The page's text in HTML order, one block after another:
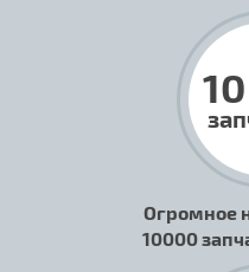
Огромное
10000